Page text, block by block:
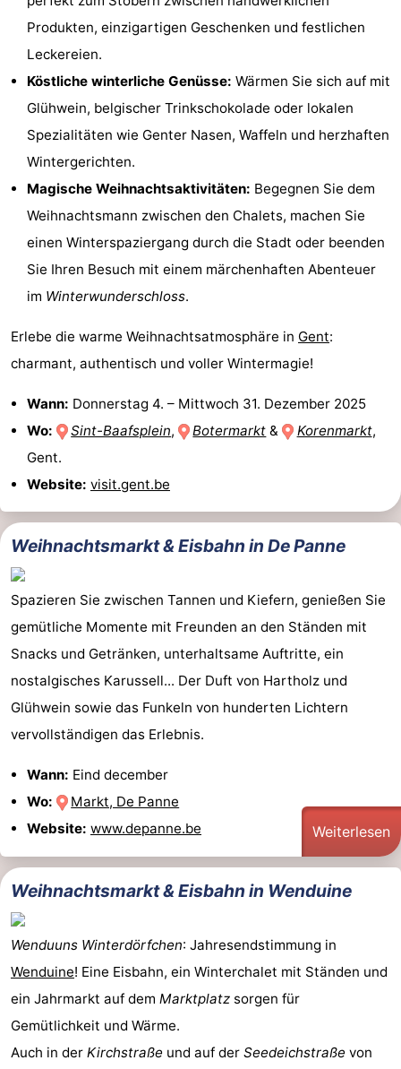
Produkten, einzigartigen Geschenken und festlichen
Leckereien.
Köstliche winterliche Genüsse: Wärmen Sie sich auf mit
Glühwein, belgischer Trinkschokolade oder lokalen
Spezialitäten wie Genter Nasen, Waffeln und herzhaften
Wintergerichten.
Magische Weihnachtsaktivitäten: Begegnen Sie dem
Weihnachtsmann zwischen den Chalets, machen Sie
einen Winterspaziergang durch die Stadt oder beenden
Sie Ihren Besuch mit einem märchenhaften Abenteuer
im Winterwunderschloss.
Erlebe die warme Weihnachtsatmosphäre in Gent:
charmant, authentisch und voller Wintermagie!
Wann: Donnerstag 4. – Mittwoch 31. Dezember 2025
Wo:
Sint-Baafsplein, Botermarkt & Korenmarkt,
Gent.
Website: visit.gent.be
Weihnachtsmarkt & Eisbahn in De Panne
Spazieren Sie zwischen Tannen und Kiefern, genießen Sie
gemütliche Momente mit Freunden an den Ständen mit
Snacks und Getränken, unterhaltsame Auftritte, ein
nostalgisches Karussell... Der Duft von Hartholz und
Glühwein sowie das Funkeln von hunderten Lichtern
vervollständigen das Erlebnis.
Wann: Eind december
Wo:
Markt, De Panne
Website: www.depanne.be Weiterlesen
Weihnachtsmarkt & Eisbahn in Wenduine
Wenduuns Winterdörfchen: Jahresendstimmung in
Wenduine! Eine Eisbahn, ein Winterchalet mit Ständen und
ein Jahrmarkt auf dem Marktplatz sorgen für
Gemütlichkeit und Wärme.
Auch in der Kirchstraße und auf der Seedeichstraße von